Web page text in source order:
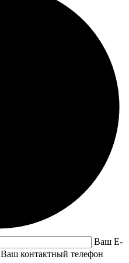
Ваш E-
Ваш контактный телефон